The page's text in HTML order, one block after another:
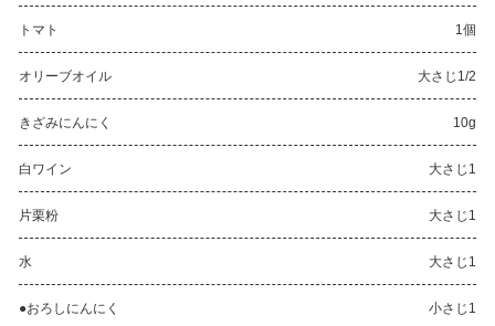
トマト 1個
オリーブオイル 大さじ1/2
きざみにんにく 10g
白ワイン 大さじ1
片栗粉 大さじ1
水 大さじ1
●おろしにんにく 小さじ1